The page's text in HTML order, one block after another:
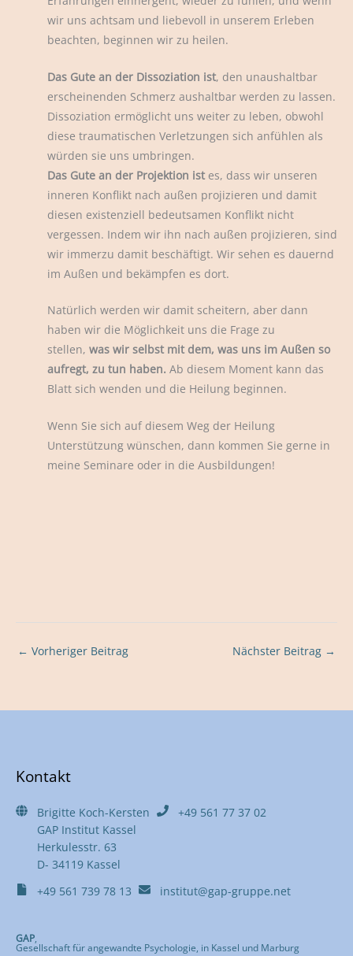
wir uns achtsam und liebevoll in unserem Erleben
beachten, beginnen wir zu heilen.
Das Gute an der Dissoziation ist, den unaushaltbar
erscheinenden Schmerz aushaltbar werden zu lassen.
Dissoziation ermöglicht uns weiter zu leben, obwohl
diese traumatischen Verletzungen sich anfühlen als
würden sie uns umbringen.
Das Gute an der Projektion ist es, dass wir unseren
inneren Konflikt nach außen projizieren und damit
diesen existenziell bedeutsamen Konflikt nicht
vergessen. Indem wir ihn nach außen projizieren, sind
wir immerzu damit beschäftigt. Wir sehen es dauernd
im Außen und bekämpfen es dort.
Natürlich werden wir damit scheitern, aber dann
haben wir die Möglichkeit uns die Frage zu
stellen, was wir selbst mit dem, was uns im Außen so
aufregt, zu tun haben. Ab diesem Moment kann das
Blatt sich wenden und die Heilung beginnen.
Wenn Sie sich auf diesem Weg der Heilung
Unterstützung wünschen, dann kommen Sie gerne in
meine Seminare oder in die Ausbildungen!
← Vorheriger Beitrag Nächster Beitrag →
Kontakt
Brigitte Koch-Kersten
GAP Institut Kassel
Herkulesstr. 63
D- 34119 Kassel
+49 561 77 37 02
+49 561 739 78 13 institut@gap-gruppe.net
GAP,
Gesellschaft für angewandte Psychologie, in Kassel und Marburg